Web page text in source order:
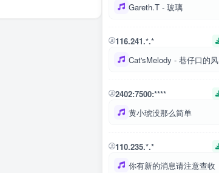
Gareth.T - 玻璃
116.241.*.*
Cat'sMelody - 巷仔口的风
2402:7500:****
黄小琥没那么简单
110.235.*.*
你有新的消息请注意查收